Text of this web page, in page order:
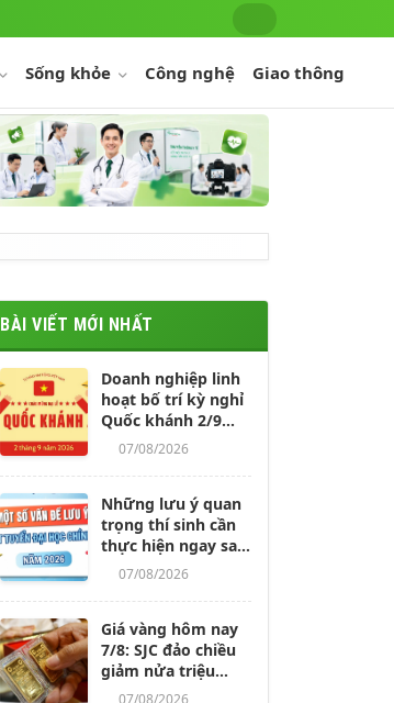
Sống khỏe Công nghệ Giao thông
BÀI VIẾT MỚI NHẤT
Doanh nghiệp linh
hoạt bố trí kỳ nghỉ
Quốc khánh 2/9
kéo dài 4-5 ngày
07/08/2026
Những lưu ý quan
trọng thí sinh cần
thực hiện ngay sau
khi các trường
chuẩn
07/08/2026
Giá vàng hôm nay
7/8: SJC đảo chiều
giảm nửa triệu
đồng/lượng
07/08/2026